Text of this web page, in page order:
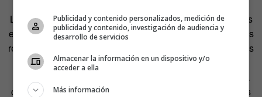
Las cifras muestran que en la cuarentena las apps de citas
están en efervescencia. También circula el jugueteo por las
redes sociales y WhatsApp. «Nadie previó que pudiéramos
estar tanto tiempo en cuarentena. Hace unos meses,
en el que ya
contaba lo que hacemos sin estar encerrados: mandarnos
Publicidad y contenido personalizados, medición de
publicidad y contenido, investigación de audiencia y
desarrollo de servicios
Almacenar la información en un dispositivo y/o
acceder a ella
Más información